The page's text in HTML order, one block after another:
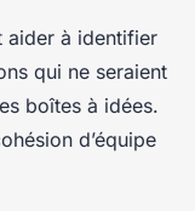
aider à identifier
qui ne seraient
boîtes à idées.
d’équipe